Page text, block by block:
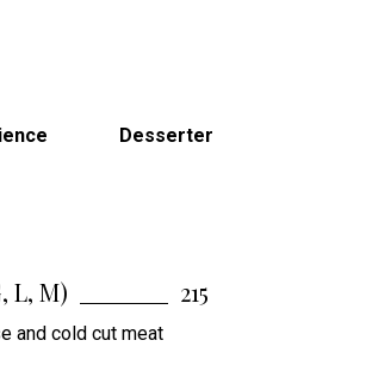
Desserter
L, M) 215
and cold cut meat